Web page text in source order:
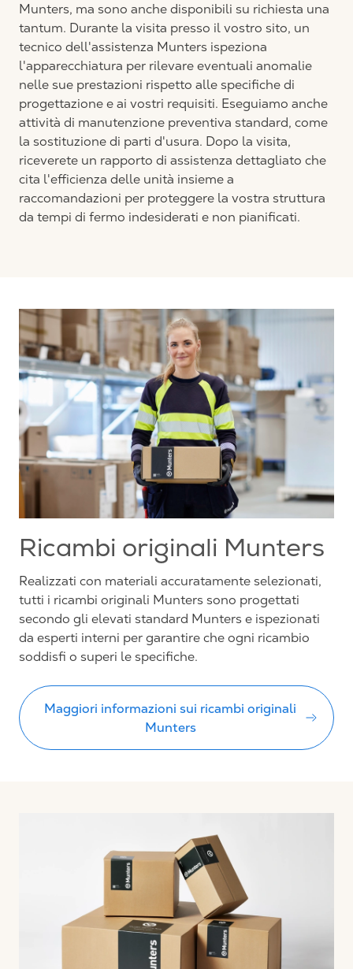
Munters, ma sono anche disponibili su richiesta una
tantum. Durante la visita presso il vostro sito, un
tecnico dell'assistenza Munters ispeziona
l'apparecchiatura per rilevare eventuali anomalie
nelle sue prestazioni rispetto alle specifiche di
progettazione e ai vostri requisiti. Eseguiamo anche
attività di manutenzione preventiva standard, come
la sostituzione di parti d'usura. Dopo la visita,
riceverete un rapporto di assistenza dettagliato che
cita l'efficienza delle unità insieme a
raccomandazioni per proteggere la vostra struttura
da tempi di fermo indesiderati e non pianificati.
Ricambi originali Munters
Realizzati con materiali accuratamente selezionati,
tutti i ricambi originali Munters sono progettati
secondo gli elevati standard Munters e ispezionati
da esperti interni per garantire che ogni ricambio
soddisfi o superi le specifiche.
Maggiori informazioni sui ricambi originali
Munters